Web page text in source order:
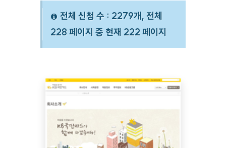
전체 신청 수 : 2279개, 전체
228 페이지 중 현재 222 페이지